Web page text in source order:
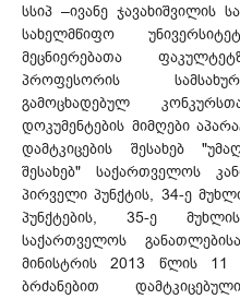
სსიპ –ივანე ჯავახიშვილის
სახელმწიფო
მეცნიერებათა
პროფესორის
გამოცხადებულ
დოკუმენტების მიმღები
დამტკიცების შესახებ
შესახებ" საქართველოს
პირველი პუნქტის, 34-ე
პუნქტების, 35-ე
საქართველოს
მინისტრის 2013 წლის 11
ბრძანებით